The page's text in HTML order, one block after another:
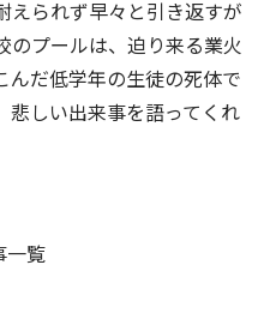
えられず早々と引き返すが
のプールは、迫り来る業火
んだ低学年の生徒の死体で
悲しい出来事を語ってくれ
一覧